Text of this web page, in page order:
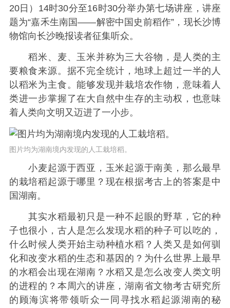
20日）14时30分至16时30分举办第七场讲座，讲座
题为“嘉禾生南国——解密中国史前稻作”，现长沙博
物馆向长沙晚报读者征集听众。
稻米、麦、玉米并称为三大谷物，是人类的主
要粮食来源。据不完全统计，地球上超过一半的人
以稻米为主食。能够发现并栽培农作物，意味着人
类进一步掌握了在大自然中生存的主动权，也意味
着人类向文明又迈进了一小步。
图片均为湖南境内发现的人工栽培稻。
小麦起源于西亚，玉米起源于南美，那么最早
的栽培稻起源于哪里？现在根据考古上的答案是中
国湖南。
其实水稻最初只是一种不起眼的野草，它的种
子也很小，古人是怎么发现水稻的种子可以吃的，
什么时候人类开始主动种植水稻？人类又是如何驯
化和改变水稻的生态和基因的？为什么世界上最早
的水稻会出现在湖南？水稻又是怎么改变人类文明
的进程的？本周六的讲座，湖南省文物考古研究所
的顾海滨将带领听众一同寻找水稻起源湖南的秘